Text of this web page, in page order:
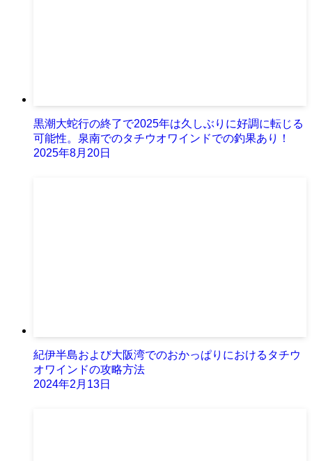
黒潮大蛇行の終了で2025年は久しぶりに好調に転じる
可能性。泉南でのタチウオワインドでの釣果あり！
2025年8月20日
紀伊半島および大阪湾でのおかっぱりにおけるタチウ
オワインドの攻略方法
2024年2月13日